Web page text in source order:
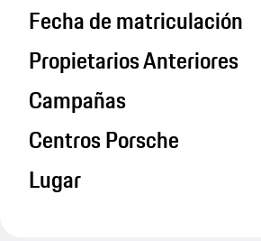
Fecha de matriculación
Propietarios Anteriores
Campañas
Centros Porsche
Lugar